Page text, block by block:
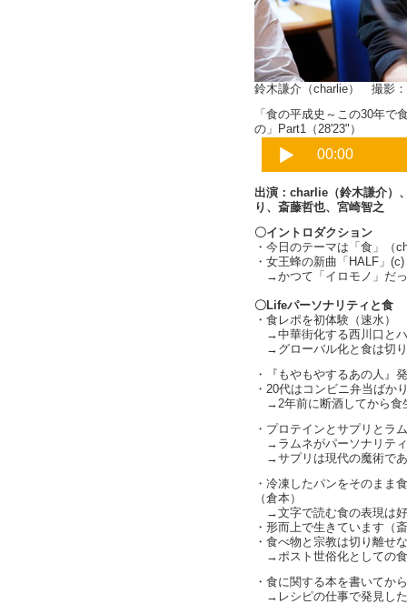
鈴木謙介（charlie） 撮影
「食の平成史～この30年で
の」Part1（28'23"）
出演：charlie（鈴木謙介）
り、斎藤哲也、宮崎智之
〇イントロダクション
・今日のテーマは「食」（
・女王蜂の新曲「HALF」(c)
→かつて「イロモノ」だっ
〇Lifeパーソナリティと食
・食レポを初体験（速水）
→中華街化する西川口と
→グローバル化と食は切
・『もやもやするあの人』
・20代はコンビニ弁当ばか
→2年前に断酒してから食
・プロテインとサプリとラ
→ラムネがパーソナリテ
→サプリは現代の魔術で
・冷凍したパンをそのまま
（倉本）
→文字で読む食の表現は
・形而上で生きています（
・食べ物と宗教は切り離せ
→ポスト世俗化としての
・食に関する本を書いてか
→レシピの仕事で発見し